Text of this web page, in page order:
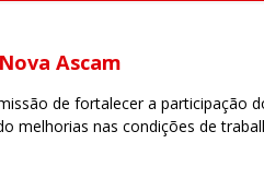
Ascam
de fortalecer a participação
melhorias nas condições de